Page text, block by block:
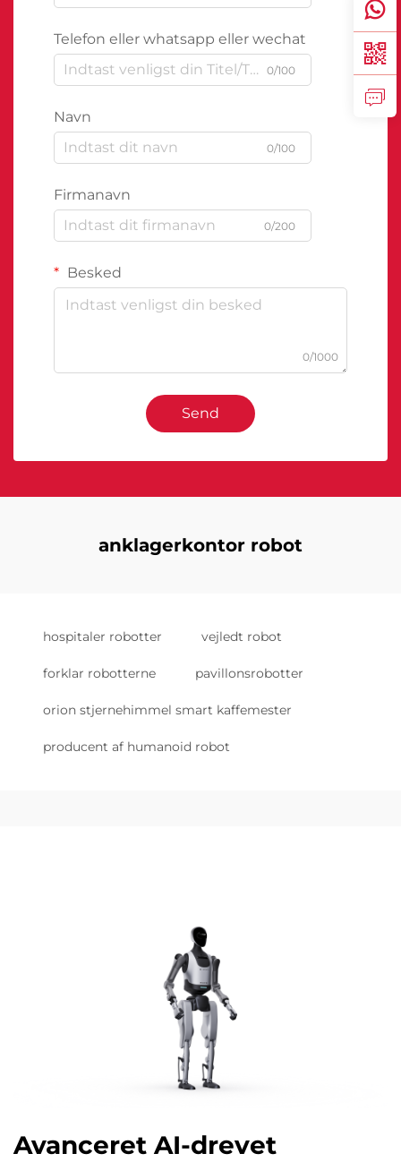
Telefon eller whatsapp eller wechat
0/100
Navn
0/100
Firmanavn
0/200
Besked
0/1000
Send
anklagerkontor robot
hospitaler robotter vejledt robot
forklar robotterne pavillonsrobotter
orion stjernehimmel smart kaffemester
producent af humanoid robot
Avanceret AI-drevet